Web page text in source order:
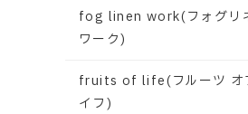
fog linen work(フォグリ
ワーク)
fruits of life(フルーツ オ
イフ)